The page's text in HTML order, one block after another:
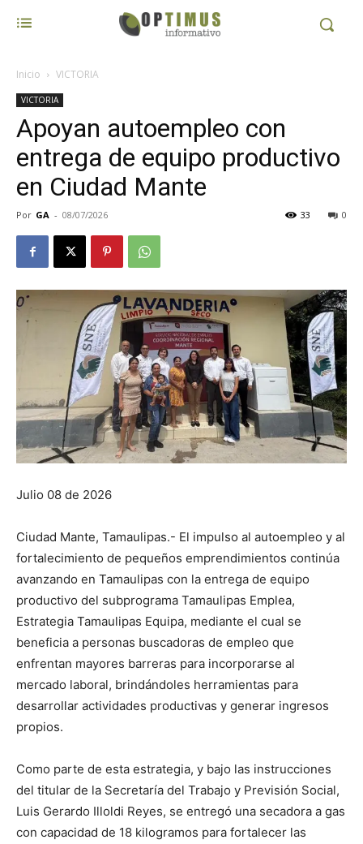
Inicio VICTORIA
VICTORIA
Apoyan autoempleo con
entrega de equipo productivo
en Ciudad Mante
Por GA - 08/07/2026 0
33
Julio 08 de 2026
Ciudad Mante, Tamaulipas.- El impulso al autoempleo y al
fortalecimiento de pequeños emprendimientos continúa
avanzando en Tamaulipas con la entrega de equipo
productivo del subprograma Tamaulipas Emplea,
Estrategia Tamaulipas Equipa, mediante el cual se
beneficia a personas buscadoras de empleo que
enfrentan mayores barreras para incorporarse al
mercado laboral, brindándoles herramientas para
desarrollar actividades productivas y generar ingresos
propios.
Como parte de esta estrategia, y bajo las instrucciones
del titular de la Secretaría del Trabajo y Previsión Social,
Luis Gerardo Illoldi Reyes, se entregó una secadora a gas
con capacidad de 18 kilogramos para fortalecer las